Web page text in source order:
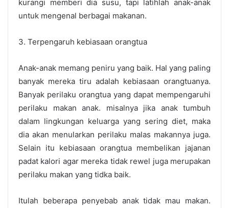
kurangi memberi dia susu, tapi latihlah anak-anak
untuk mengenal berbagai makanan.
3. Terpengaruh kebiasaan orangtua
Anak-anak memang peniru yang baik. Hal yang paling
banyak mereka tiru adalah kebiasaan orangtuanya.
Banyak perilaku orangtua yang dapat mempengaruhi
perilaku makan anak. misalnya jika anak tumbuh
dalam lingkungan keluarga yang sering diet, maka
dia akan menularkan perilaku malas makannya juga.
Selain itu kebiasaan orangtua membelikan jajanan
padat kalori agar mereka tidak rewel juga merupakan
perilaku makan yang tidka baik.
Itulah beberapa penyebab anak tidak mau makan.